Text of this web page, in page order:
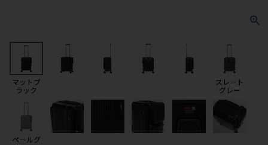
マットブ
ラック
スレート
グレー
ペールグ